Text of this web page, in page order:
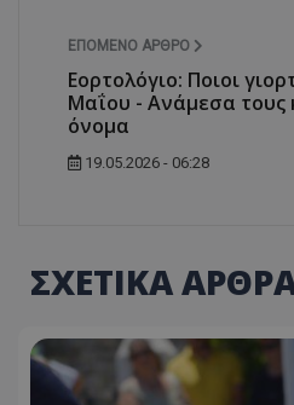
ΕΠΌΜΕΝΟ ΆΡΘΡΟ
Εορτολόγιο: Ποιοι
Μαΐου - Ανάμεσα τους
όνομα
19.05.2026 - 06:28
ΣΧΕΤΙΚΑ